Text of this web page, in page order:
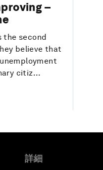
–
the second
believe that
citiz...
詳細